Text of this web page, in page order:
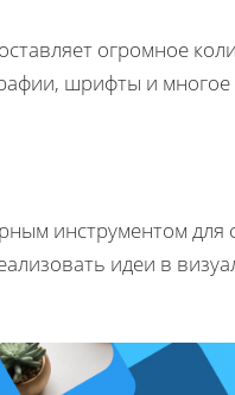
огромное
шрифты и многое
инструментом для
идеи в